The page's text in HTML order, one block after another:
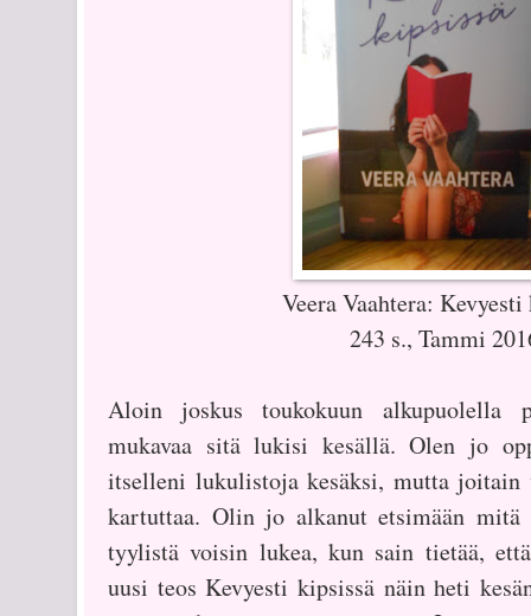
Veera Vaahtera:
243 s., Tammi
Aloin joskus toukokuun alkupuolella
mukavaa sitä lukisi kesällä. Olen jo
itselleni lukulistoja kesäksi, mutta
kartuttaa. Olin jo alkanut etsimään mitä
tyylistä voisin lukea, kun sain tietää,
uusi teos Kevyesti kipsissä näin heti